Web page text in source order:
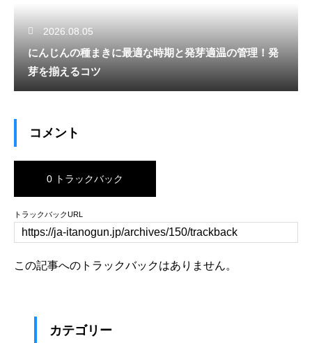
2026.08.05
にんじんの種まきに最適な時期と発芽適温の管理！発
芽を揃えるコツ
コメント
0 トラックバック
トラックバックURL
この記事へのトラックバックはありません。
カテゴリー